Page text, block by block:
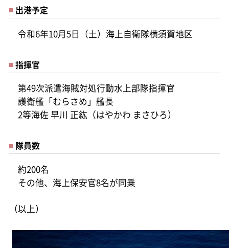
出港予定
令和6年10月5日（土）海上自衛隊横須賀地区
指揮官
第49次派遣海賊対処行動水上部隊指揮官
護衛艦「むらさめ」艦長
2等海佐 早川 正紘（はやかわ まさひろ）
隊員数
約200名
その他、海上保安官8名が同乗
（以上）